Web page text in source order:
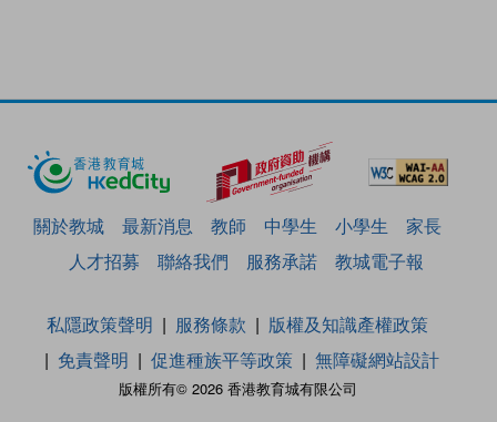
關於教城 最新消息 教師 中學生 小學生
家長
人才招募
聯絡我們 服務承諾 教城電子報
版權所有© 2026 香港教育城有限公司
私隱政策聲明 服務條款
版權及知識產權政策
免責聲明
促進種族平等政策 無障礙網站設計